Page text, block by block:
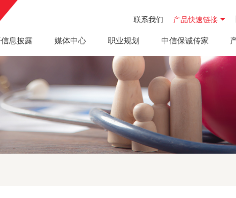
联系我们 产品快速链接
息披露 媒体中心 职业规划 中信保诚传家
证》公告